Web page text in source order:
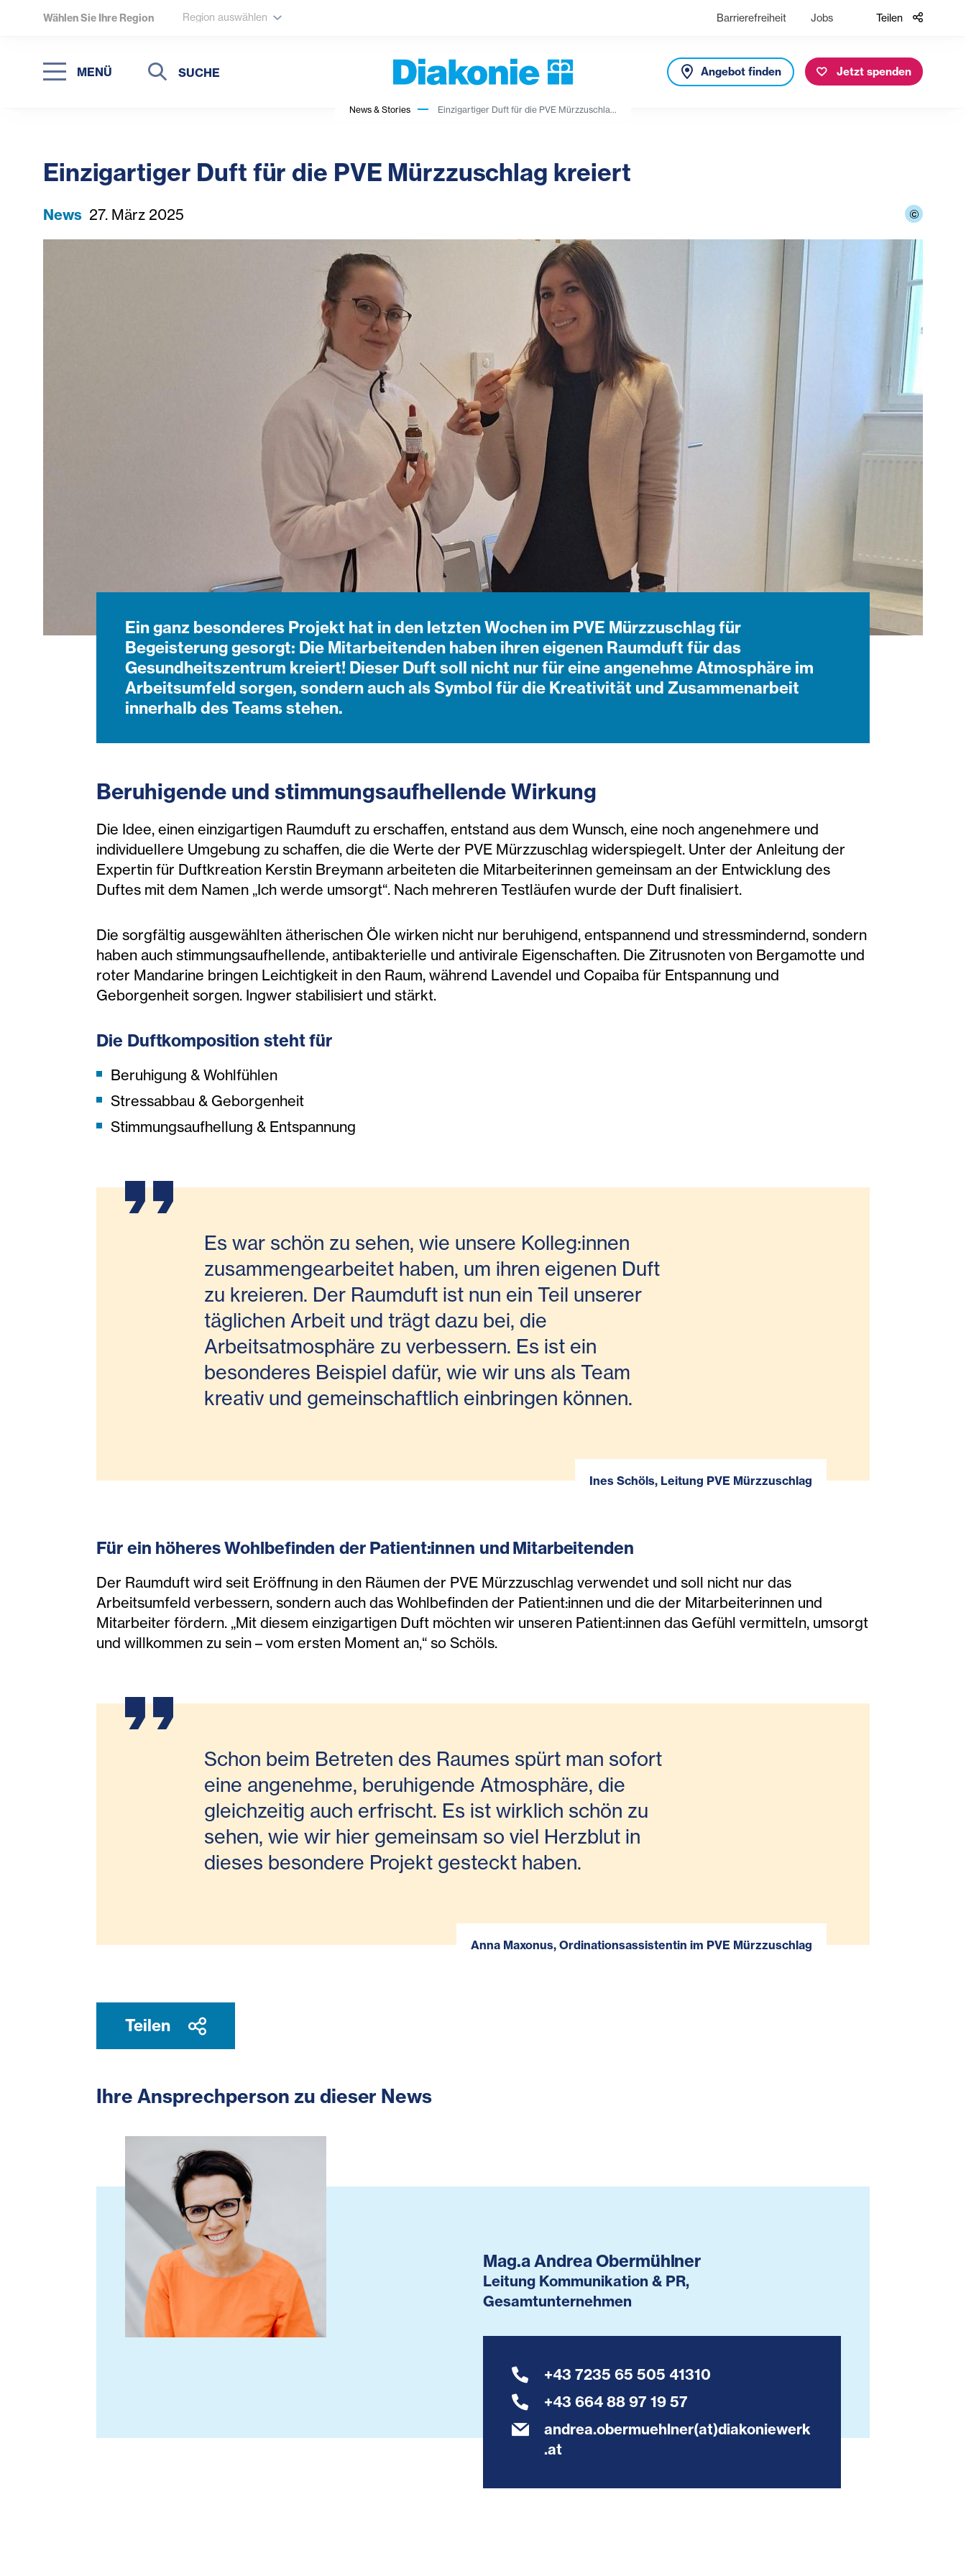
Wählen Sie Ihre Region Region auswählen Barrierefreiheit Jobs Teilen
MENÜ
Suche
Suche
Angebot finden Jetzt spenden
News & Stories Einzigartiger Duft für die PVE Mürzzuschla...
Einzigartiger Duft für die PVE Mürzzuschlag kreiert
News 27. März 2025 ©
Ein ganz besonderes Projekt hat in den letzten Wochen im PVE Mürzzuschlag für
Begeisterung gesorgt: Die Mitarbeitenden haben ihren eigenen Raumduft für das
Gesundheitszentrum kreiert! Dieser Duft soll nicht nur für eine angenehme Atmosphäre im
Arbeitsumfeld sorgen, sondern auch als Symbol für die Kreativität und Zusammenarbeit
innerhalb des Teams stehen.
Beruhigende und stimmungsaufhellende Wirkung
Die Idee, einen einzigartigen Raumduft zu erschaffen, entstand aus dem Wunsch, eine noch angenehmere und
individuellere Umgebung zu schaffen, die die Werte der PVE Mürzzuschlag widerspiegelt. Unter der Anleitung der
Expertin für Duftkreation Kerstin Breymann arbeiteten die Mitarbeiterinnen gemeinsam an der Entwicklung des
Duftes mit dem Namen „Ich werde umsorgt“. Nach mehreren Testläufen wurde der Duft finalisiert.
Die sorgfältig ausgewählten ätherischen Öle wirken nicht nur beruhigend, entspannend und stressmindernd, sondern
haben auch stimmungsaufhellende, antibakterielle und antivirale Eigenschaften. Die Zitrusnoten von Bergamotte und
roter Mandarine bringen Leichtigkeit in den Raum, während Lavendel und Copaiba für Entspannung und
Geborgenheit sorgen. Ingwer stabilisiert und stärkt.
Die Duftkomposition steht für
Beruhigung & Wohlfühlen
Stressabbau & Geborgenheit
Stimmungsaufhellung & Entspannung
Es war schön zu sehen, wie unsere Kolleg:innen
zusammengearbeitet haben, um ihren eigenen Duft
zu kreieren. Der Raumduft ist nun ein Teil unserer
täglichen Arbeit und trägt dazu bei, die
Arbeitsatmosphäre zu verbessern. Es ist ein
besonderes Beispiel dafür, wie wir uns als Team
kreativ und gemeinschaftlich einbringen können.
Ines Schöls, Leitung PVE Mürzzuschlag
Für ein höheres Wohlbefinden der Patient:innen und Mitarbeitenden
Der Raumduft wird seit Eröffnung in den Räumen der PVE Mürzzuschlag verwendet und soll nicht nur das
Arbeitsumfeld verbessern, sondern auch das Wohlbefinden der Patient:innen und die der Mitarbeiterinnen und
Mitarbeiter fördern. „Mit diesem einzigartigen Duft möchten wir unseren Patient:innen das Gefühl vermitteln, umsorgt
und willkommen zu sein – vom ersten Moment an,“ so Schöls.
Schon beim Betreten des Raumes spürt man sofort
eine angenehme, beruhigende Atmosphäre, die
gleichzeitig auch erfrischt. Es ist wirklich schön zu
sehen, wie wir hier gemeinsam so viel Herzblut in
dieses besondere Projekt gesteckt haben.
Anna Maxonus, Ordinationsassistentin im PVE Mürzzuschlag
Teilen
Ihre Ansprechperson zu dieser News
Mag.a Andrea Obermühlner
Leitung Kommunikation & PR,
Gesamtunternehmen
+43 7235 65 505 41310
+43 664 88 97 19 57
andrea.obermuehlner(at)diakoniewerk
.at